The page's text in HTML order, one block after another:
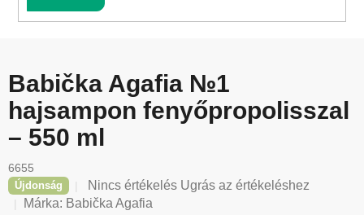
Babička Agafia №1
hajsampon fenyőpropolisszal
– 550 ml
6655
Újdonság
A
termék
Nincs értékelés Ugrás az értékeléshez
Márka: Babička Agafia